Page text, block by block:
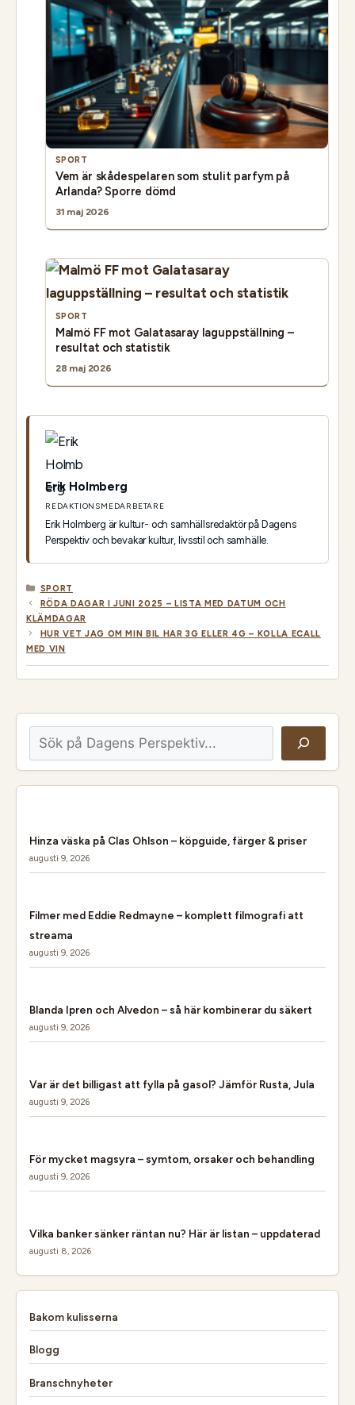
SPORT
Vem är skådespelaren som stulit parfym på
Arlanda? Sporre dömd
31 maj 2026
SPORT
Malmö FF mot Galatasaray laguppställning –
resultat och statistik
28 maj 2026
Erik Holmberg
REDAKTIONSMEDARBETARE
Erik Holmberg är kultur- och samhällsredaktör på Dagens
Perspektiv och bevakar kultur, livsstil och samhälle.
KATEGORIER
SPORT
RÖDA DAGAR I JUNI 2025 – LISTA MED DATUM OCH
KLÄMDAGAR
HUR VET JAG OM MIN BIL HAR 3G ELLER 4G – KOLLA ECALL
MED VIN
Sök
Hinza väska på Clas Ohlson – köpguide, färger & priser
augusti 9, 2026
Filmer med Eddie Redmayne – komplett filmografi att
streama
augusti 9, 2026
Blanda Ipren och Alvedon – så här kombinerar du säkert
augusti 9, 2026
Var är det billigast att fylla på gasol? Jämför Rusta, Jula
augusti 9, 2026
För mycket magsyra – symtom, orsaker och behandling
augusti 9, 2026
Vilka banker sänker räntan nu? Här är listan – uppdaterad
augusti 8, 2026
Bakom kulisserna
Blogg
Branschnyheter